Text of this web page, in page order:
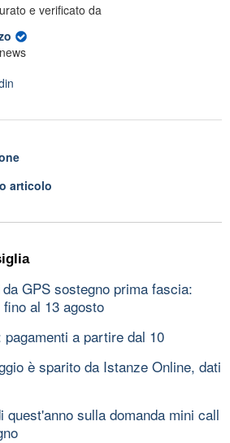
e verificato da
articolo
GPS sostegno prima fascia:
al 13 agosto
pagamenti a partire dal 10
è sparito da Istanze Online, dati
quest'anno sulla domanda mini call